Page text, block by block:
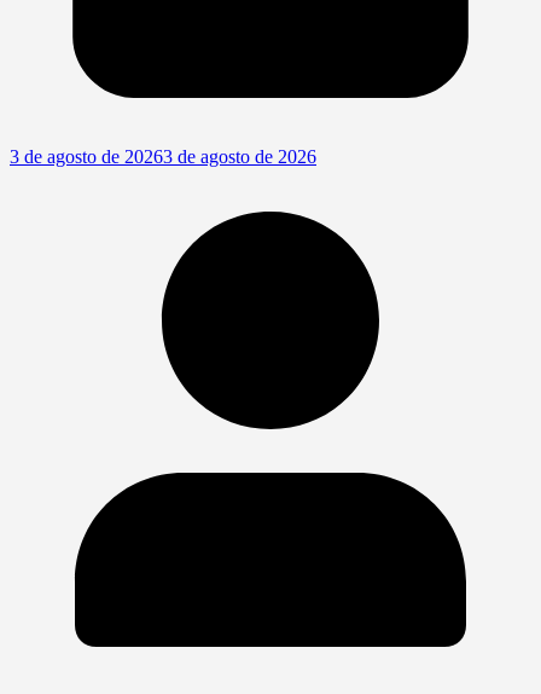
3 de agosto de 20263 de agosto de 2026